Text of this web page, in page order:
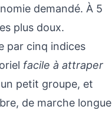
demandé. À 5
plus doux.
par cinq indices
facile à attraper
petit groupe, et
de marche longue